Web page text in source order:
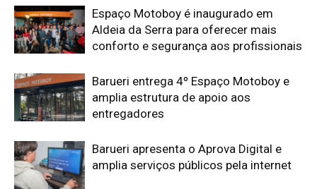
Espaço Motoboy é inaugurado em
Aldeia da Serra para oferecer mais
conforto e segurança aos profissionais
Barueri entrega 4º Espaço Motoboy e
amplia estrutura de apoio aos
entregadores
Barueri apresenta o Aprova Digital e
amplia serviços públicos pela internet